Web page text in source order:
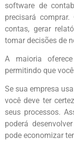
software de
precisará
contas, gerar
tomar decisões de
A maioria
permitindo que
Se sua empresa
você deve ter
seus processos.
poderá
pode economizar